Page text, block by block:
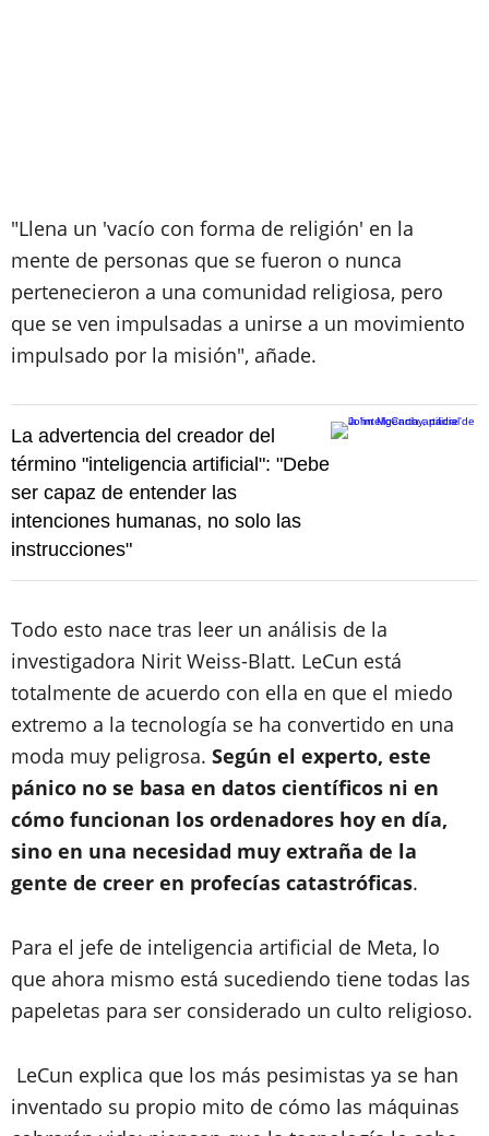
"Llena un 'vacío con forma de religión' en la
mente de personas que se fueron o nunca
pertenecieron a una comunidad religiosa, pero
que se ven impulsadas a unirse a un movimiento
impulsado por la misión", añade.
La advertencia del creador del
término "inteligencia artificial": "Debe
ser capaz de entender las
intenciones humanas, no solo las
instrucciones"
Todo esto nace tras leer un análisis de la
investigadora Nirit Weiss-Blatt. LeCun está
totalmente de acuerdo con ella en que el miedo
extremo a la tecnología se ha convertido en una
moda muy peligrosa. Según el experto, este
pánico no se basa en datos científicos ni en
cómo funcionan los ordenadores hoy en día,
sino en una necesidad muy extraña de la
gente de creer en profecías catastróficas.
Para el jefe de inteligencia artificial de Meta, lo
que ahora mismo está sucediendo tiene todas las
papeletas para ser considerado un culto religioso.
LeCun explica que los más pesimistas ya se han
inventado su propio mito de cómo las máquinas